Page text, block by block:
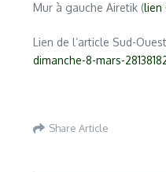
Mur à gauche Airetik (lien
Lien de l’article Sud-
dimanche-8-mars-
Share Article